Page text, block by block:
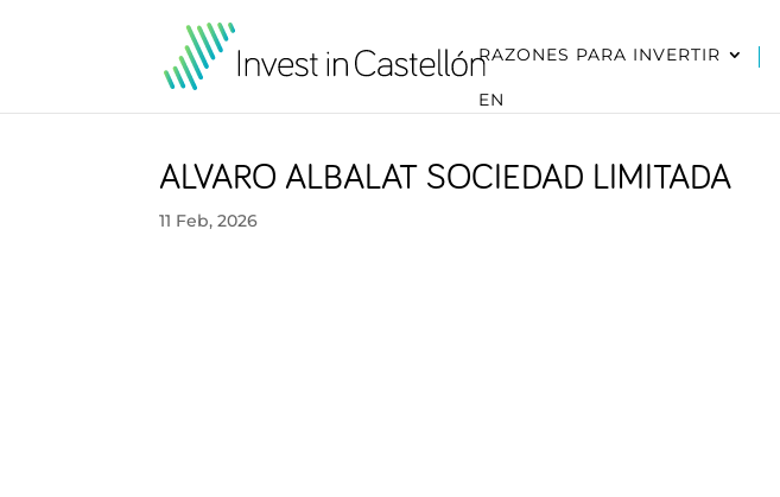
RAZONES PARA INVERTIR
EN
ALVARO ALBALAT SOCIEDAD LIMITADA
11 Feb, 2026